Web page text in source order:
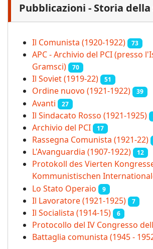
Pubblicazioni - Storia
Il Comunista (1920-1922) 73
APC - Archivio del PCI (presso
Gramsci)
70
Il Soviet (1919‑22) 51
Ordine nuovo (1921-1922) 39
Avanti 27
Il Sindacato Rosso (1921-1925)
Archivio del PCI 17
Rassegna Comunista (1921‑22)
L'Avanguardia (1907-1922) 12
Protokoll des Vierten
Kommunistischen
Lo Stato Operaio 9
Il Lavoratore (1921-1925) 7
Il Socialista (1914‑15) 6
Protocollo del IV Congresso
Battaglia comunista (1945 -